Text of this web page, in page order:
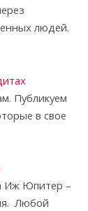
людей.
Публикуем
в свое
Иж Юпитер –
Любой